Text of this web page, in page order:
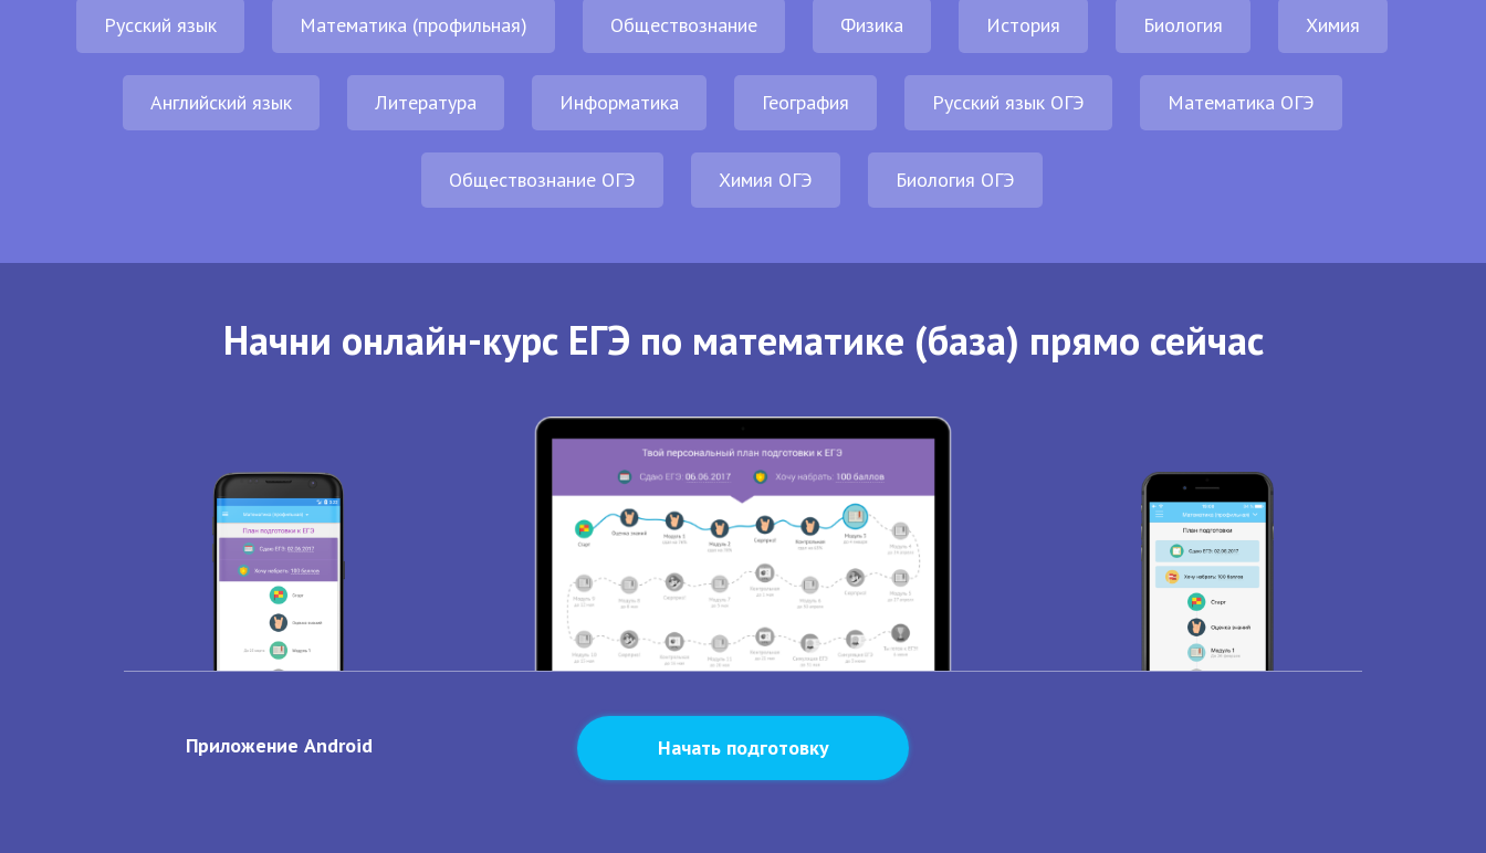
Русский язык Математика (профильная) Обществознание Физика История Биология Химия
Английский язык Литература Информатика География Русский язык ОГЭ Математика ОГЭ
Обществознание ОГЭ Химия ОГЭ Биология ОГЭ
Начни онлайн-курс ЕГЭ по математике (база) прямо сейчас
Приложение Android Начать подготовку